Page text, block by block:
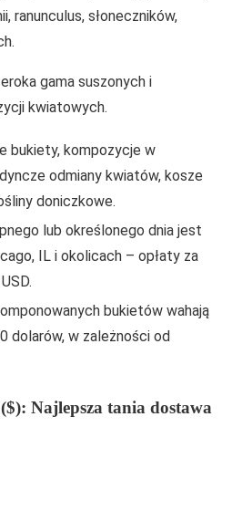
ranunculus, słoneczników,
gama suszonych i
kwiatowych.
bukiety, kompozycje w
odmiany kwiatów, kosze
doniczkowe.
lub określonego dnia jest
IL i okolicach – opłaty za
bukietów wahają
dolarów, w zależności od
Najlepsza tania dostawa